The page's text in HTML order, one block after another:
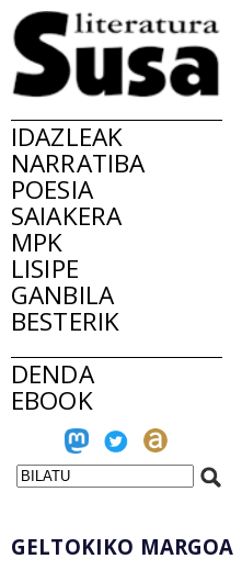
IDAZLEAK
NARRATIBA
POESIA
SAIAKERA
MPK
LISIPE
GANBILA
BESTERIK
DENDA
EBOOK
GELTOKIKO MARGOA